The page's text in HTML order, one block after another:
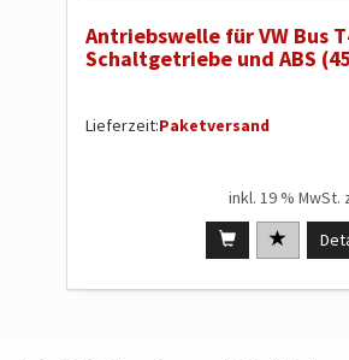
Antriebswelle für VW Bus
Schaltgetriebe und ABS
Lieferzeit:Paketversand
inkl. 19 % MwSt.